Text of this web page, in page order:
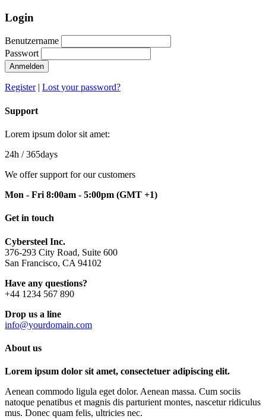
Login
Benutzername
Passwort
Anmelden
Register| Lost your password?
Support
Lorem ipsum dolor sit amet:
24h / 365days
We offer support for our customers
Mon - Fri 8:00am - 5:00pm (GMT +1)
Get in touch
Cybersteel Inc.
376-293 City Road, Suite 600
San Francisco, CA 94102
Have any questions?
+44 1234 567 890
Drop us a line
info@yourdomain.com
About us
Lorem ipsum dolor sit amet, consectetuer adipiscing elit.
Aenean commodo ligula eget dolor. Aenean massa. Cum sociis
natoque penatibus et magnis dis parturient montes, nascetur ridiculus
mus. Donec quam felis, ultricies nec.